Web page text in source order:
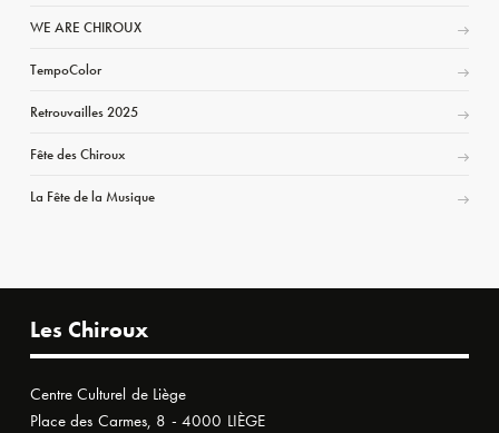
WE ARE CHIROUX
TempoColor
Retrouvailles 2025
Fête des Chiroux
La Fête de la Musique
Les Chiroux
Centre Culturel de Liège
Place des Carmes, 8 - 4000 LIÈGE